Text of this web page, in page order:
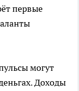
первые
могут
Доходы